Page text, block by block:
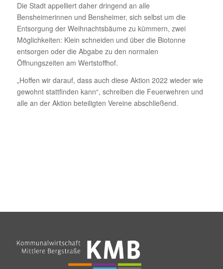
Die Stadt appelliert daher dringend an alle
Bensheimerinnen und Bensheimer, sich selbst um die
Entsorgung der Weihnachtsbäume zu kümmern, zwei
Möglichkeiten: Klein schneiden und über die Biotonne
entsorgen oder die Abgabe zu den normalen
Öffnungszeiten am Wertstoffhof.
„Hoffen wir darauf, dass auch diese Aktion 2022 wieder wie
gewohnt stattfinden kann“, schreiben die Feuerwehren und
alle an der Aktion beteiligten Vereine abschließend.